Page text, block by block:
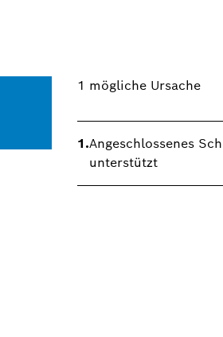
1 mögliche Ursache
1.Angeschlossenes
unterstützt